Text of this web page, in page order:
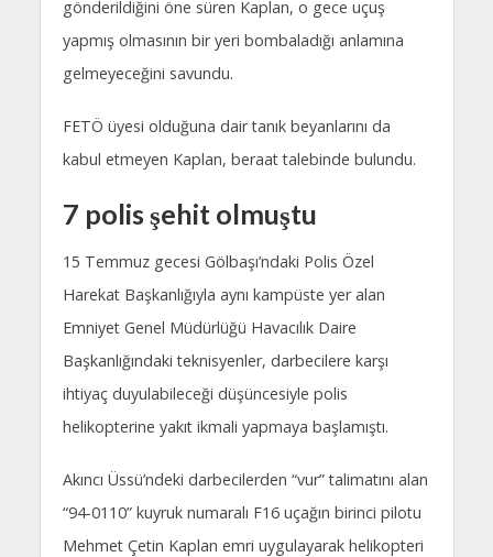
gönderildiğini öne süren Kaplan, o gece uçuş
yapmış olmasının bir yeri bombaladığı anlamına
gelmeyeceğini savundu.
FETÖ üyesi olduğuna dair tanık beyanlarını da
kabul etmeyen Kaplan, beraat talebinde bulundu.
7 polis şehit olmuştu
15 Temmuz gecesi Gölbaşı’ndaki Polis Özel
Harekat Başkanlığıyla aynı kampüste yer alan
Emniyet Genel Müdürlüğü Havacılık Daire
Başkanlığındaki teknisyenler, darbecilere karşı
ihtiyaç duyulabileceği düşüncesiyle polis
helikopterine yakıt ikmali yapmaya başlamıştı.
Akıncı Üssü’ndeki darbecilerden “vur” talimatını alan
“94-0110” kuyruk numaralı F16 uçağın birinci pilotu
Mehmet Çetin Kaplan emri uygulayarak helikopteri